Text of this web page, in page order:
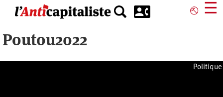
principal
⎋ ☰
Poutou2022
Politique